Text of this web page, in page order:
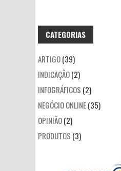
CATEGORIAS
ARTIGO(39)
INDICAÇÃO(2)
INFOGRÁFICOS (2)
NEGÓCIO ONLINE(35)
OPINIÃO(2)
PRODUTOS (3)